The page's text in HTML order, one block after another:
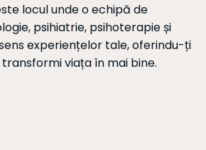
locul unde o echipă de
psihiatrie, psihoterapie și
experiențelor tale, oferindu-ți
viața în mai bine.